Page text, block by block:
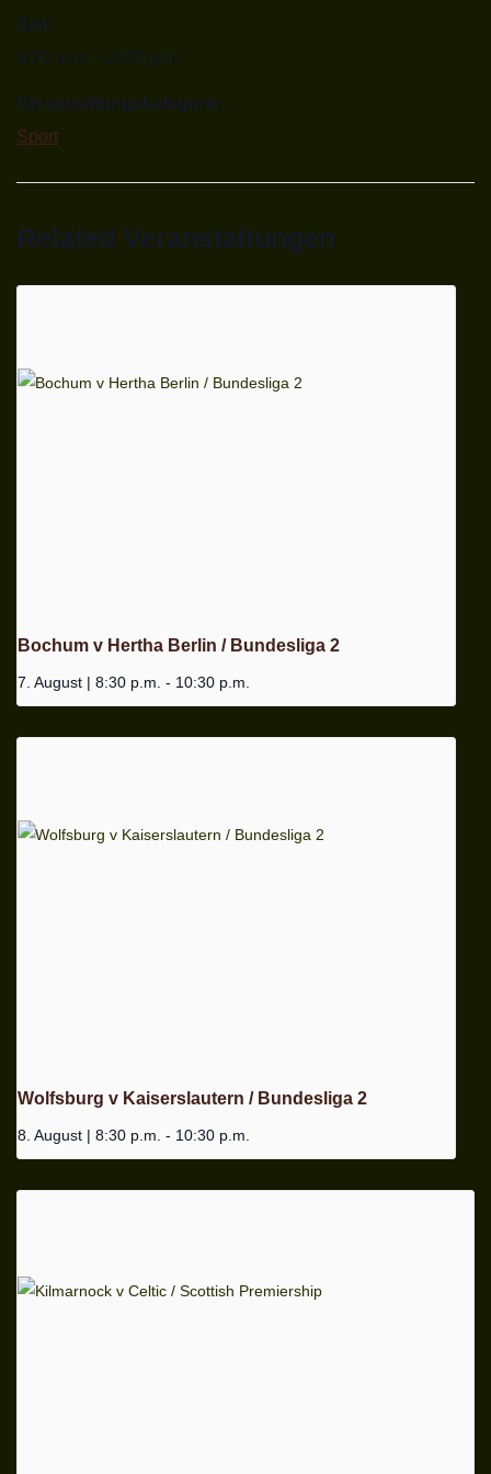
Zeit:
9:00 p.m. - 11:00 p.m.
Veranstaltungskategorie:
Sport
Related Veranstaltungen
Bochum v Hertha Berlin / Bundesliga 2
7. August | 8:30 p.m. - 10:30 p.m.
Wolfsburg v Kaiserslautern / Bundesliga 2
8. August | 8:30 p.m. - 10:30 p.m.